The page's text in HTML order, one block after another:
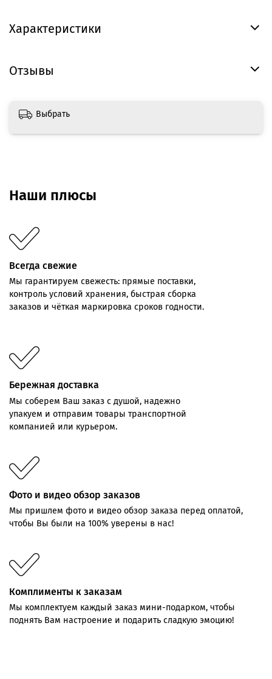
Характеристики
Отзывы
Выбрать
Наши плюсы
Всегда свежие
Мы гарантируем свежесть: прямые поставки,
контроль условий хранения, быстрая сборка
заказов и чёткая маркировка сроков годности.
Бережная доставка
Мы соберем Ваш заказ с душой, надежно
упакуем и отправим товары транспортной
компанией или курьером.
Фото и видео обзор заказов
Мы пришлем фото и видео обзор заказа перед оплатой,
чтобы Вы были на 100% уверены в нас!
Комплименты к заказам
Мы комплектуем каждый заказ мини-подарком, чтобы
поднять Вам настроение и подарить сладкую эмоцию!